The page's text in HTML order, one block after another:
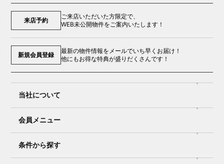
来店予約
ご来店いただいた方限定で、
WEB未公開物件をご案内いたします！
新規会員登録
最新の物件情報をメールでいち早くお届け！
他にもお得な特典が盛りだくさんです！
当社について
会員メニュー
条件から探す